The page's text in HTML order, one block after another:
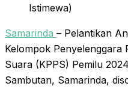
Istimewa)
Samarinda – Pelantikan
Kelompok Penyelenggara
Suara (KPPS) Pemilu
Sambutan, Samarinda,